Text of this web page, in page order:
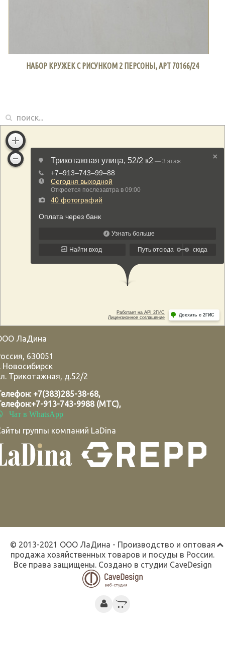
НАБОР КРУЖЕК С РИСУНКОМ 2 ПЕРСОНЫ, АРТ 70166/24
ЛаДина
, 630051
Новосибирск
Трикотажная, д.52/2
+7(383)285-38-68,
+7-913-743-9988 (МТС),
Чат в WhatsApp
группы компаний LaDina
© 2013-2021 ООО ЛаДина - Производство и оптовая
продажа хозяйственных товаров и посуды в России.
Все права защищены. Создано в студии CaveDesign